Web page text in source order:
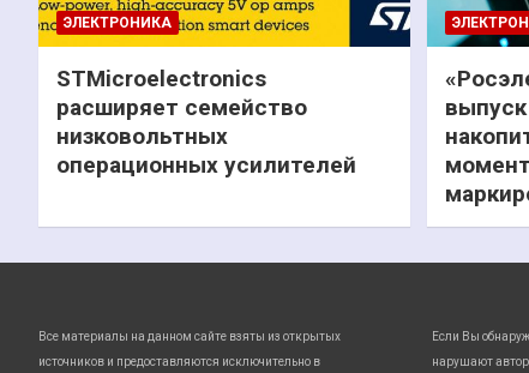
ЭЛЕКТРОНИКА
STMicroelectronics
расширяет семейство
низковольтных
операционных усилителей
Все материалы на данном сайте взяты из открытых
источников и предоставляются исключительно в
Если Вы
нарушают